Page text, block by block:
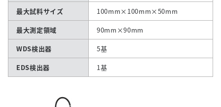
最大試料サイズ
100mm×100mm×50mm
最大測定領域
90mm×90mm
WDS検出器
5基
EDS検出器
1基